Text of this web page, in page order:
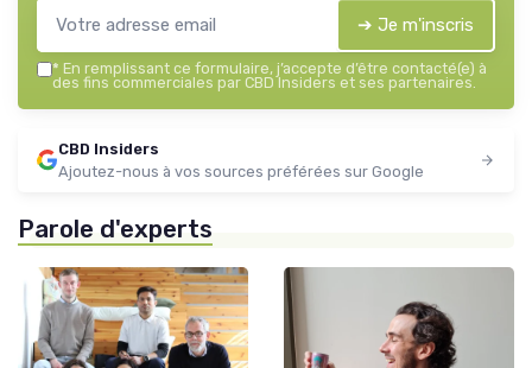
➔ Je m'inscris
* En remplissant ce formulaire, j’accepte d’être contacté(e) à
des fins commerciales par CBD Insiders et ses partenaires.
CBD Insiders
Ajoutez-nous à vos sources préférées sur Google
Parole d'experts